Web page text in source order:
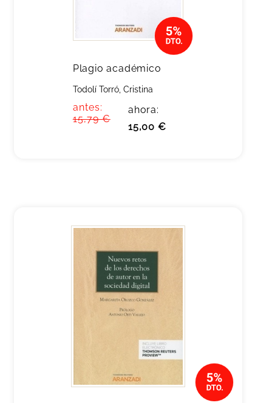
Plagio académico
Todolí Torró, Cristina
antes:
15,79 €
ahora:
15,00 €